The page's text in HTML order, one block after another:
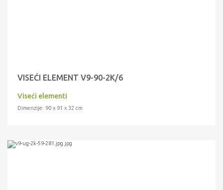
VISEĆI ELEMENT V9-90-2K/6
Viseći elementi
Dimenzije: 90 x 91 x 32 cm